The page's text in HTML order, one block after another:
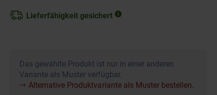
Lieferfähigkeit gesichert
Das gewählte Produkt ist nur in einer anderen
Variante als Muster verfügbar.
Alternative Produktvariante als Muster bestellen.